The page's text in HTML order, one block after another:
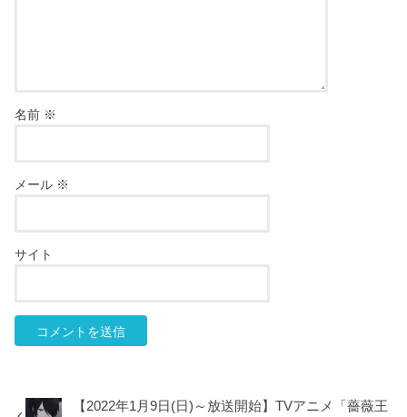
名前 ※
メール ※
サイト
【2022年1月9日(日)～放送開始】TVアニメ「薔薇王